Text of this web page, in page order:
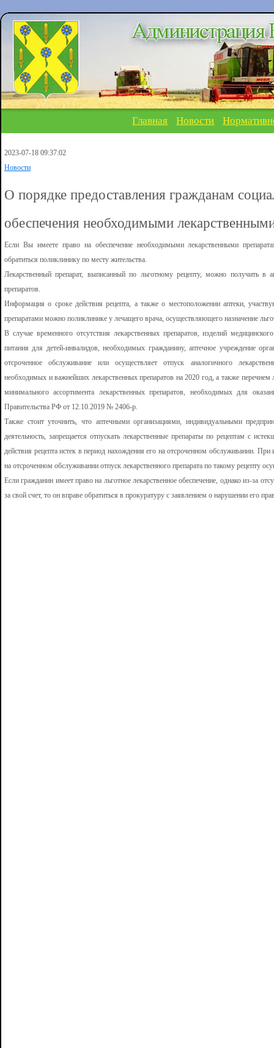
Главная Новости
2023-07-18 09:37:02
Новости
О порядке предоставления гражданам
обеспечения необходимыми
Если Вы имеете право на обеспечение необходимыми лекарственными
обратиться поликлинику по месту жительства.
Лекарственный препарат, выписанный по льготному рецепту, можно получить в
препаратов.
Информация о сроке действия рецепта, а также о местоположении аптеки,
препаратами можно поликлинике у лечащего врача, осуществляющего назначение
В случае временного отсутствия лекарственных препаратов, изделий
питания для детей-инвалидов, необходимых гражданину, аптечное учреждение
отсроченное обслуживание или осуществляет отпуск аналогичного
необходимых и важнейших лекарственных препаратов на 2020 год, а также
минимального ассортимента лекарственных препаратов, необходимых для
Правительства РФ от 12.10.2019 № 2406-р.
Также стоит уточнить, что аптечными организациями, индивидуальными
деятельность, запрещается отпускать лекарственные препараты по рецептам с
действия рецепта истек в период нахождения его на отсроченном обслуживании. При
на отсроченном обслуживании отпуск лекарственного препарата по такому рецепту
Если гражданин имеет право на льготное лекарственное обеспечение, однако из-за
за свой счет, то он вправе обратиться в прокуратуру с заявлением о нарушении его